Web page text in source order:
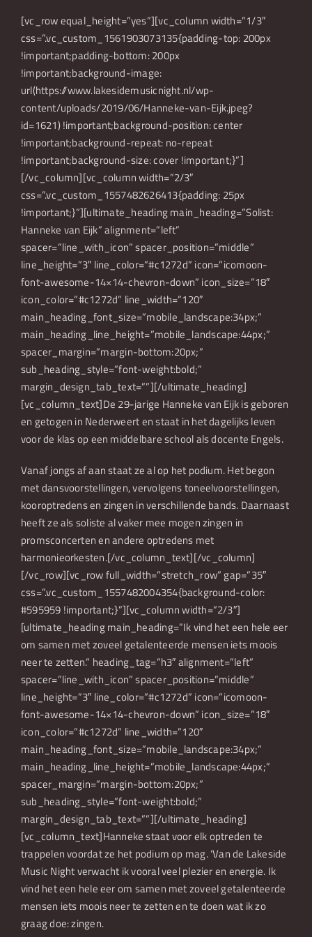
Over Lakeside Music Night
Nieuws
[vc_row equal_height=”yes”][vc_column width=”1/3″
css=”.vc_custom_1561903073135{padding-top: 200px
!important;padding-bottom: 200px
!important;background-image:
url(https://www.lakesidemusicnight.nl/wp-
content/uploads/2019/06/Hanneke-van-Eijk.jpeg?
id=1621) !important;background-position: center
!important;background-repeat: no-repeat
!important;background-size: cover !important;}”]
[/vc_column][vc_column width=”2/3″
css=”.vc_custom_1557482626413{padding: 25px
!important;}”][ultimate_heading main_heading=”Solist:
Hanneke van Eijk” alignment=”left”
spacer=”line_with_icon” spacer_position=”middle”
line_height=”3″ line_color=”#c1272d” icon=”icomoon-
font-awesome-14×14-chevron-down” icon_size=”18″
icon_color=”#c1272d” line_width=”120″
main_heading_font_size=”mobile_landscape:34px;”
main_heading_line_height=”mobile_landscape:44px;”
spacer_margin=”margin-bottom:20px;”
sub_heading_style=”font-weight:bold;”
margin_design_tab_text=””][/ultimate_heading]
[vc_column_text]De 29-jarige Hanneke van Eijk is geboren
en getogen in Nederweert en staat in het dagelijks leven
voor de klas op een middelbare school als docente Engels.
Vanaf jongs af aan staat ze al op het podium. Het begon
met dansvoorstellingen, vervolgens toneelvoorstellingen,
kooroptredens en zingen in verschillende bands. Daarnaast
heeft ze als soliste al vaker mee mogen zingen in
promsconcerten en andere optredens met
harmonieorkesten.[/vc_column_text][/vc_column]
[/vc_row][vc_row full_width=”stretch_row” gap=”35″
css=”.vc_custom_1557482004354{background-color:
#595959 !important;}”][vc_column width=”2/3″]
[ultimate_heading main_heading=”Ik vind het een hele eer
om samen met zoveel getalenteerde mensen iets moois
neer te zetten.” heading_tag=”h3″ alignment=”left”
spacer=”line_with_icon” spacer_position=”middle”
line_height=”3″ line_color=”#c1272d” icon=”icomoon-
font-awesome-14×14-chevron-down” icon_size=”18″
icon_color=”#c1272d” line_width=”120″
main_heading_font_size=”mobile_landscape:34px;”
main_heading_line_height=”mobile_landscape:44px;”
spacer_margin=”margin-bottom:20px;”
sub_heading_style=”font-weight:bold;”
margin_design_tab_text=””][/ultimate_heading]
[vc_column_text]Hanneke staat voor elk optreden te
trappelen voordat ze het podium op mag. ‘Van de Lakeside
Music Night verwacht ik vooral veel plezier en energie. Ik
vind het een hele eer om samen met zoveel getalenteerde
mensen iets moois neer te zetten en te doen wat ik zo
graag doe: zingen.